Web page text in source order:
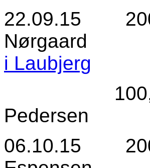
22.09.15
i Laubjerg
100,-
06.10.15